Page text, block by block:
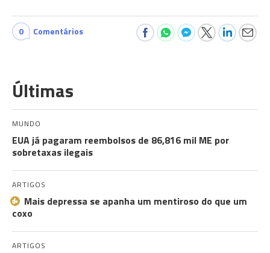
0 Comentários
Últimas
MUNDO
EUA já pagaram reembolsos de 86,816 mil ME por
sobretaxas ilegais
ARTIGOS
Mais depressa se apanha um mentiroso do que um
coxo
ARTIGOS